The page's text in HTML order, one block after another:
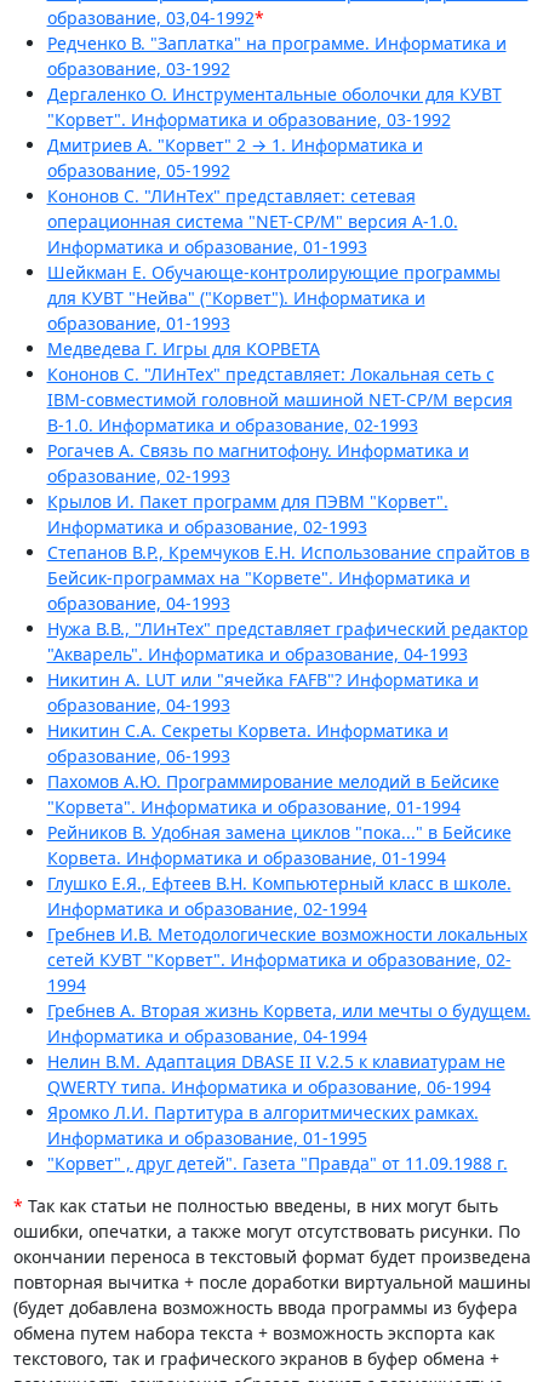
образование, 03,04-1992*
Редченко В. "Заплатка" на программе. Информатика и
образование, 03-1992
Дергаленко О. Инструментальные оболочки для КУВТ
"Корвет". Информатика и образование, 03-1992
Дмитриев А. "Корвет" 2 → 1. Информатика и
образование, 05-1992
Кононов С. "ЛИнТех" представляет: сетевая
операционная система "NET-СР/М" версия А-1.0.
Информатика и образование, 01-1993
Шейкман Е. Обучающе-контролирующие программы
для КУВТ "Нейва" ("Корвет"). Информатика и
образование, 01-1993
Медведева Г. Игры для КОРВЕТА
Кононов С. "ЛИнТех" представляет: Локальная сеть с
IBM-совместимой головной машиной NET-CP/M версия
В-1.0. Информатика и образование, 02-1993
Рогачев А. Связь по магнитофону. Информатика и
образование, 02-1993
Крылов И. Пакет программ для ПЭВМ "Корвет".
Информатика и образование, 02-1993
Степанов В.Р., Кремчуков Е.Н. Использование спрайтов в
Бейсик-программах на "Корвете". Информатика и
образование, 04-1993
Нужа В.В., "ЛИнТех" представляет графический редактор
"Акварель". Информатика и образование, 04-1993
Никитин А. LUT или "ячейка FAFB"? Информатика и
образование, 04-1993
Никитин С.А. Секреты Корвета. Информатика и
образование, 06-1993
Пахомов А.Ю. Программирование мелодий в Бейсике
"Корвета". Информатика и образование, 01-1994
Рейников В. Удобная замена циклов "пока..." в Бейсике
Корвета. Информатика и образование, 01-1994
Глушко Е.Я., Ефтеев В.Н. Компьютерный класс в школе.
Информатика и образование, 02-1994
Гребнев И.В. Методологические возможности локальных
сетей КУВТ "Корвет". Информатика и образование, 02-
1994
Гребнев А. Вторая жизнь Корвета, или мечты о будущем.
Информатика и образование, 04-1994
Нелин В.М. Адаптация DBASE II V.2.5 к клавиатурам не
QWERTY типа. Информатика и образование, 06-1994
Яромко Л.И. Партитура в алгоритмических рамках.
Информатика и образование, 01-1995
"Корвет" , друг детей". Газета "Правда" от 11.09.1988 г.
* Так как статьи не полностью введены, в них могут быть
ошибки, опечатки, а также могут отсутствовать рисунки. По
окончании переноса в текстовый формат будет произведена
повторная вычитка + после доработки виртуальной машины
(будет добавлена возможность ввода программы из буфера
обмена путем набора текста + возможность экспорта как
текстового, так и графического экранов в буфер обмена +